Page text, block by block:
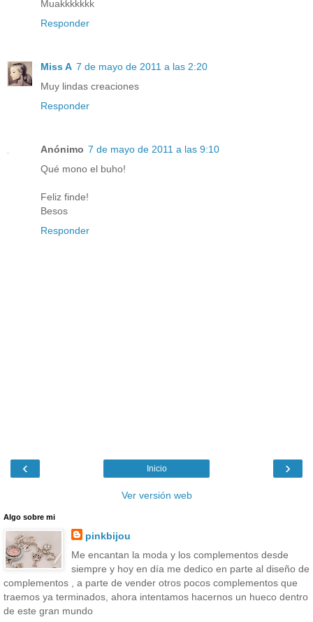
Muakkkkkkk
Responder
Miss A 7 de mayo de 2011 a las 2:20
Muy lindas creaciones
Responder
Anónimo 7 de mayo de 2011 a las 9:10
Qué mono el buho!
Feliz finde!
Besos
Responder
‹ ›
Inicio
Ver versión web
Algo sobre mi
pinkbijou
Me encantan la moda y los complementos desde
siempre y hoy en día me dedico en parte al diseño de
complementos , a parte de vender otros pocos complementos que
traemos ya terminados, ahora intentamos hacernos un hueco dentro
de este gran mundo